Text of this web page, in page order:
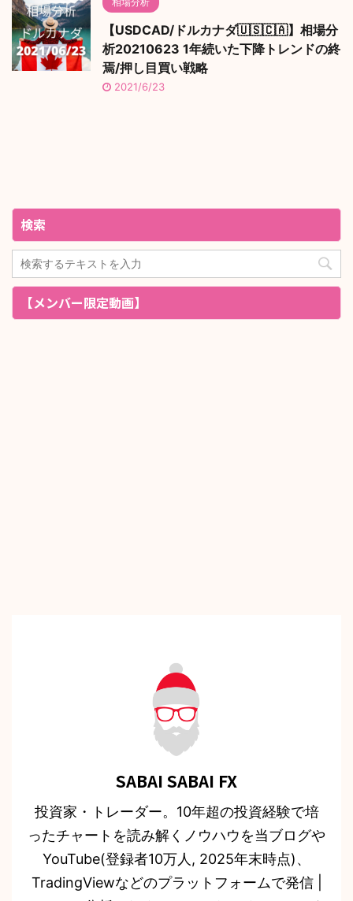
【USDCAD/ドルカナダ🇺🇸🇨🇦】相場分
析20210623 1年続いた下降トレンドの終
焉/押し目買い戦略
2021/6/23
検索
【メンバー限定動画】
SABAI SABAI FX
投資家・トレーダー。10年超の投資経験で培
ったチャートを読み解くノウハウを当ブログや
YouTube(登録者10万人, 2025年末時点)、
TradingViewなどのプラットフォームで発信 |